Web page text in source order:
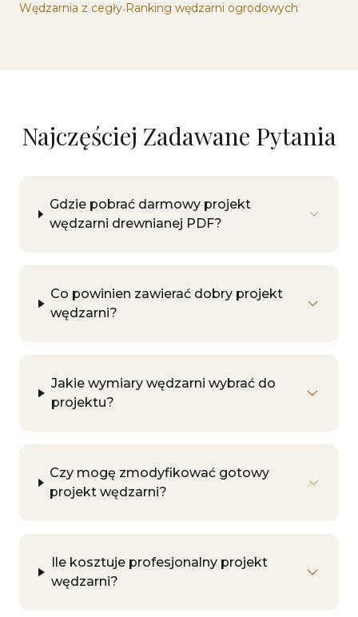
Wędzarnia z cegły•Ranking wędzarni ogrodowych
Najczęściej Zadawane Pytania
Gdzie pobrać darmowy projekt
wędzarni drewnianej PDF?
Co powinien zawierać dobry projekt
wędzarni?
Jakie wymiary wędzarni wybrać do
projektu?
Czy mogę zmodyfikować gotowy
projekt wędzarni?
Ile kosztuje profesjonalny projekt
wędzarni?